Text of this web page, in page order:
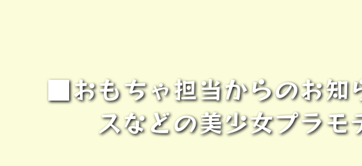
■おもちゃ担当からのお知
スなどの美少女プラ